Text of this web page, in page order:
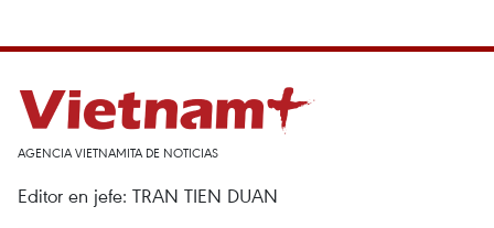
AGENCIA VIETNAMITA DE NOTICIAS
Editor en jefe: TRAN TIEN DUAN